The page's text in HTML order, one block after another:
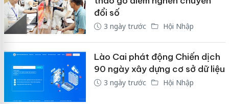
đổi số
3 ngày trước Hội Nhập
Lào Cai phát động Chiến dịch
90 ngày xây dựng cơ sở dữ liệu
3 ngày trước Hội Nhập